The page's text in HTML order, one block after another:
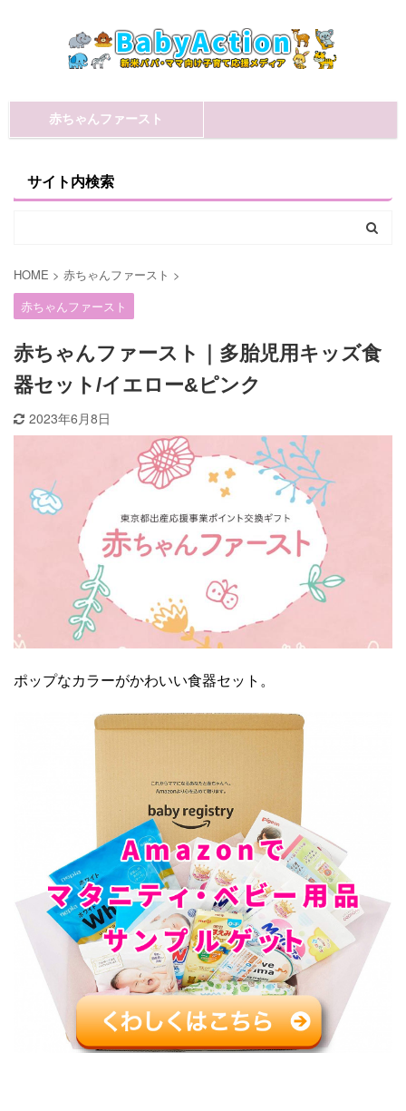
赤ちゃんファースト
サイト内検索
HOME > 赤ちゃんファースト >
赤ちゃんファースト
赤ちゃんファースト｜多胎児用キッズ食
器セット/イエロー&ピンク
2023年6月8日
ポップなカラーがかわいい食器セット。